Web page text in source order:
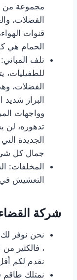
مجموعة من
الفضلات،
قنوات
الحمام هي
تلف
للطفيليات،
الفضلات،
البراز
وواجهات
تدهوره، لن
الجديدة
جمال كل
المخلفات:
التعشيش
شركة
نحن نوفر
، فالكثير
نقدم لكم
نمتلك